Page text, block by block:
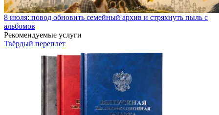
8 июля: повод обновить семейный архив и стряхнуть пыль с
альбомов
Рекомендуемые услуги
Твёрдый переплет